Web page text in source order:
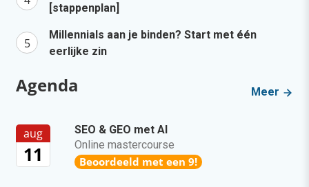
[stappenplan]
Millennials aan je binden? Start met één
eerlijke zin
Agenda Meer
aug
11
SEO & GEO met AI
Online mastercourse
Beoordeeld met een 9!